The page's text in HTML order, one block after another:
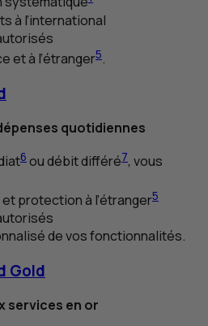
à l’international
et à l’étranger5.
quotidiennes
6 ou débit différé7, vous
protection à l’étranger5
de vos fonctionnalités.
Gold
services en or